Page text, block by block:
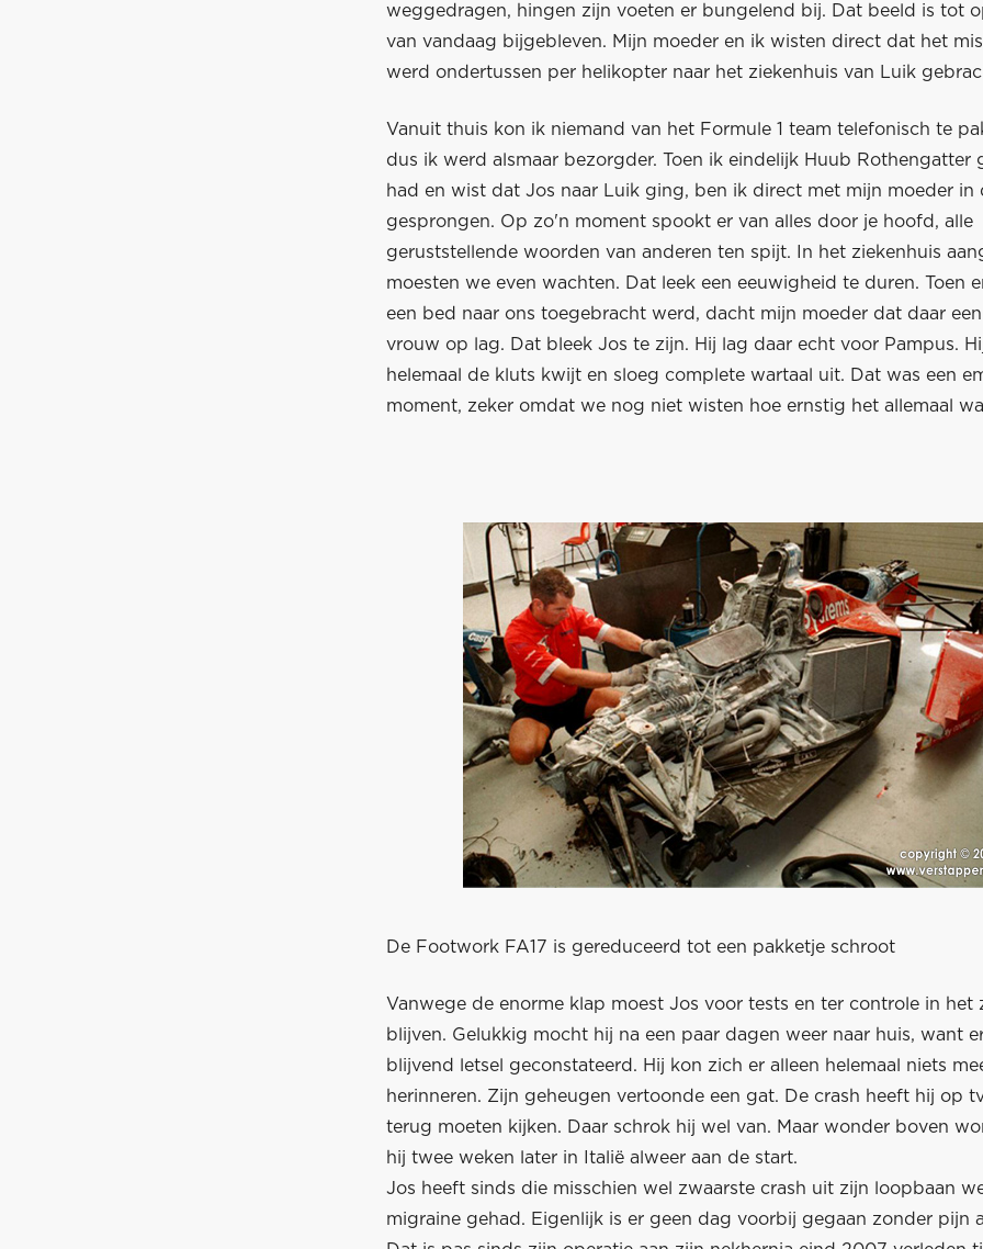
weggedragen, hingen zijn voeten er bungelend bij. Dat beeld is tot
van vandaag bijgebleven. Mijn moeder en ik wisten direct dat het
werd ondertussen per helikopter naar het ziekenhuis van Luik
Vanuit thuis kon ik niemand van het Formule 1 team telefonisch te
dus ik werd alsmaar bezorgder. Toen ik eindelijk Huub Rothengatter
had en wist dat Jos naar Luik ging, ben ik direct met mijn moeder in
gesprongen. Op zo'n moment spookt er van alles door je hoofd, alle
geruststellende woorden van anderen ten spijt. In het ziekenhuis
moesten we even wachten. Dat leek een eeuwigheid te duren. Toen
een bed naar ons toegebracht werd, dacht mijn moeder dat daar
vrouw op lag. Dat bleek Jos te zijn. Hij lag daar echt voor Pampus.
helemaal de kluts kwijt en sloeg complete wartaal uit. Dat was een
moment, zeker omdat we nog niet wisten hoe ernstig het allemaal
De Footwork FA17 is gereduceerd tot een pakketje schroot
Vanwege de enorme klap moest Jos voor tests en ter controle in het
blijven. Gelukkig mocht hij na een paar dagen weer naar huis, want
blijvend letsel geconstateerd. Hij kon zich er alleen helemaal niets
herinneren. Zijn geheugen vertoonde een gat. De crash heeft hij op
terug moeten kijken. Daar schrok hij wel van. Maar wonder boven
hij twee weken later in Italië alweer aan de start.
Jos heeft sinds die misschien wel zwaarste crash uit zijn loopbaan
migraine gehad. Eigenlijk is er geen dag voorbij gegaan zonder pijn